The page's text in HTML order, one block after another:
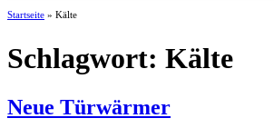
Startseite » Kälte
Schlagwort: Kälte
Neue Türwärmer